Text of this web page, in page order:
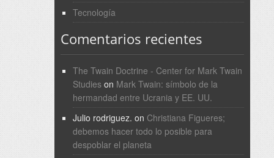
Tecnología
Comentarios recientes
The Twain Doctrine - Center for Mark Twain
Studieson Mark Twain: símbolo de la
hermandad entre Ucrania y EE. UU.
Julio rodriguez. on Christiana Figueres;
debemos hacer todo lo posible para
despoblar el planeta